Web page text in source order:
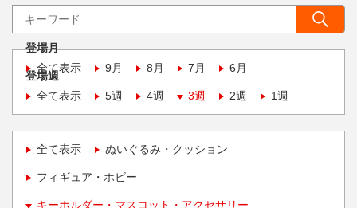
登場月
全て表示
9月 8月 7月 6月
登場週
全て表示
5週 4週 3週 2週 1週
全て表示 ぬいぐるみ・クッション
フィギュア・ホビー
キーホルダー・マスコット・アクセサリー